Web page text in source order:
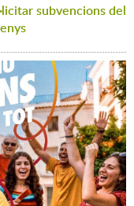
subvencions del